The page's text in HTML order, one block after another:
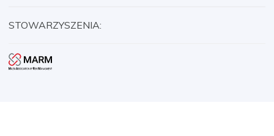
STOWARZYSZENIA: